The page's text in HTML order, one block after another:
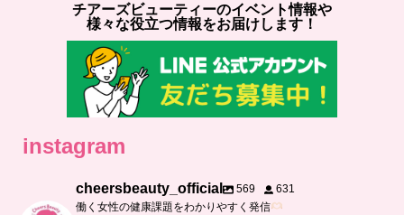
チアーズビューティーのイベント情報や
様々な役立つ情報をお届けします！
instagram
cheersbeauty_official 569
631
働く女性の健康課題をわかりやすく発信